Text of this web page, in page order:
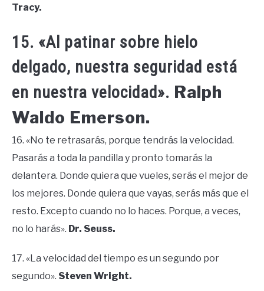
Tracy.
15. «Al patinar sobre hielo
delgado, nuestra seguridad está
en nuestra velocidad». Ralph
Waldo Emerson.
16. «No te retrasarás, porque tendrás la velocidad.
Pasarás a toda la pandilla y pronto tomarás la
delantera. Donde quiera que vueles, serás el mejor de
los mejores. Donde quiera que vayas, serás más que el
resto. Excepto cuando no lo haces. Porque, a veces,
no lo harás». Dr. Seuss.
17. «La velocidad del tiempo es un segundo por
segundo». Steven Wright.